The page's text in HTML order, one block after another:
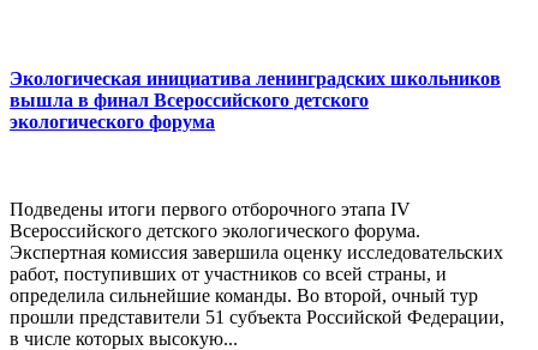
Экологическая инициатива ленинградских школьников
вышла в финал Всероссийского детского
экологического форума
Подведены итоги первого отборочного этапа IV
Всероссийского детского экологического форума.
Экспертная комиссия завершила оценку исследовательских
работ, поступивших от участников со всей страны, и
определила сильнейшие команды. Во второй, очный тур
прошли представители 51 субъекта Российской Федерации,
в числе которых высокую...